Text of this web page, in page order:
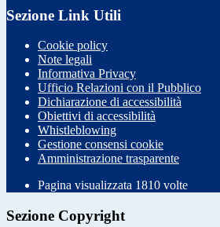
Sezione Link Utili
Cookie policy
Note legali
Informativa Privacy
Ufficio Relazioni con il Pubblico
Dichiarazione di accessibilità
Obiettivi di accessibilità
Whistleblowing
Gestione consensi cookie
Amministrazione trasparente
Pagina visualizzata 1810 volte
Sezione Copyright